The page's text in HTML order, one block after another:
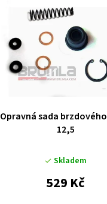
Opravná sada
12,5
Skladem
529 Kč